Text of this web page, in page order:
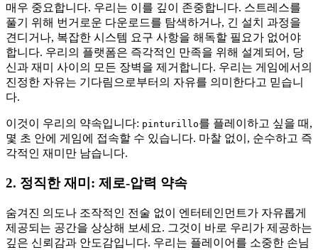
매우 중요합니다. 우리는 이를 깊이 존중합니다. 스트레스를
풀기 위해 번거로운 다운로드를 탐색하거나, 긴 설치 과정을
견디거나, 복잡한 시스템 요구 사항을 해독할 필요가 없어야
합니다. 우리의 플랫폼은 즉각적인 만족을 위해 설계되어, 당
신과 재미 사이의 모든 장벽을 제거합니다. 우리는 게임에서의
진정한 자유는 기다림으로부터의 자유를 의미한다고 믿습니
다.
이것이 우리의 약속입니다: pinturillo를 플레이하고 싶을 때,
몇 초 안에 게임에 접속할 수 있습니다. 마찰 없이, 순수하고 즉
각적인 재미만 남습니다.
2. 정직한 재미: 제로-압력 약속
숨겨진 의도나 조작적인 전술 없이 엔터테인먼트가 자유롭게
제공되는 공간을 상상해 보세요. 그것이 바로 우리가 제공하는
깊은 신뢰감과 안도감입니다. 우리는 플레이어를 소중한 손님